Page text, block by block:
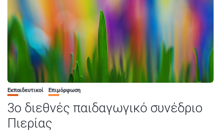
Εκπαιδευτικοί Επιμόρφωση
3ο διεθνές παιδαγωγικό συνέδριο
Πιερίας